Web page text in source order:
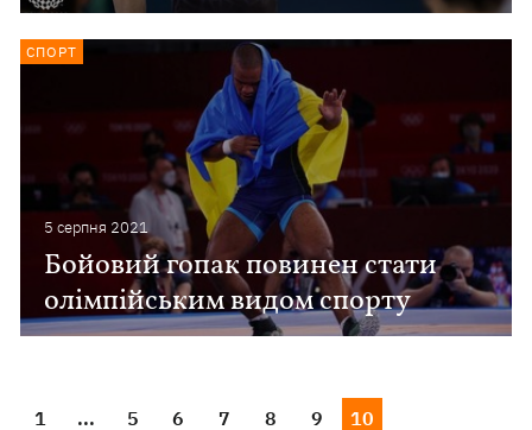
5 серпня 2021
Бойовий гопак повинен стати
олімпійським видом спорту
СПОРТ
1 ... 5 6 7 8 9 10